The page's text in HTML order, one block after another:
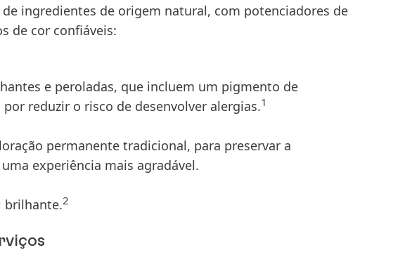
ingredientes de origem natural, com potenciadores de
de cor confiáveis:
e peroladas, que incluem um pigmento de
reduzir o risco de desenvolver alergias.1
permanente tradicional, para preservar a
experiência mais agradável.
brilhante.2